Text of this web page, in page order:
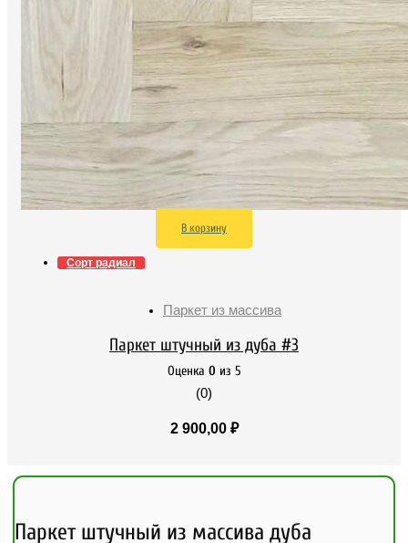
В корзину
Сорт радиал
Паркет из массива
Паркет штучный из дуба #3
Оценка 0 из 5
(0)
2 900,00 ₽
Паркет штучный из массива дуба